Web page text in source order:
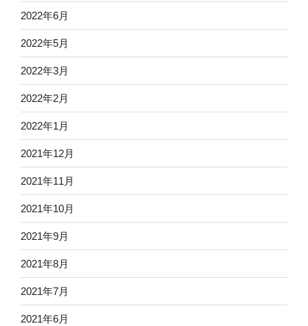
2022年6月
2022年5月
2022年3月
2022年2月
2022年1月
2021年12月
2021年11月
2021年10月
2021年9月
2021年8月
2021年7月
2021年6月